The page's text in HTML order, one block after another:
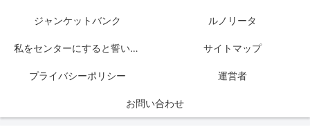
ジャンケットバンク ルノリータ
私をセンターにすると誓いますか？ サイトマップ
プライバシーポリシー 運営者
お問い合わせ